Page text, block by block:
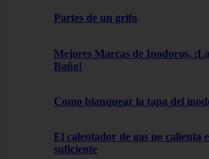
Partes de un grifo
Mejores Marcas de Inodoros,
Baño!
Como blanquear la tapa del
El calentador de gas no calienta
suficiente